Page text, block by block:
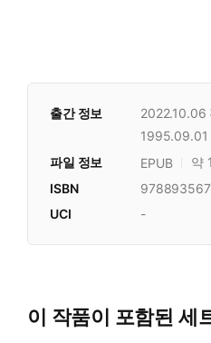
출간 정보 2022.10.06
1995.09.01
파일 정보 EPUB 약
ISBN
UCI
-
이 작품이 포함된 세